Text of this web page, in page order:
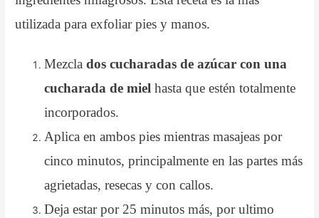
utilizada para exfoliar pies y manos.
Mezclados cucharadas de azúcar con una
cucharada de miel hasta que estén totalmente
incorporados.
Aplica en ambos pies mientras masajeas por
cinco minutos, principalmente en las partes más
agrietadas, resecas y con callos.
Deja estar por 25 minutos más, por ultimo